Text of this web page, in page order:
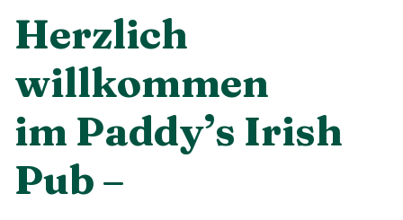
Herzlich
willkommen
im Paddy’s Irish
Pub –